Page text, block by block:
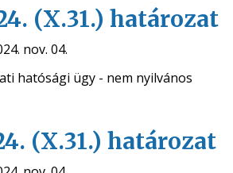
(X.31.) határozat
nov. 04.
hatósági ügy - nem nyilvános
(X.31.) határozat